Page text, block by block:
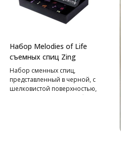
Набор Melodies of Life
съемных спиц Zing
Набор сменных спиц,
представленный в черной, с
шелковистой поверхностью,
привлекательной коробке.